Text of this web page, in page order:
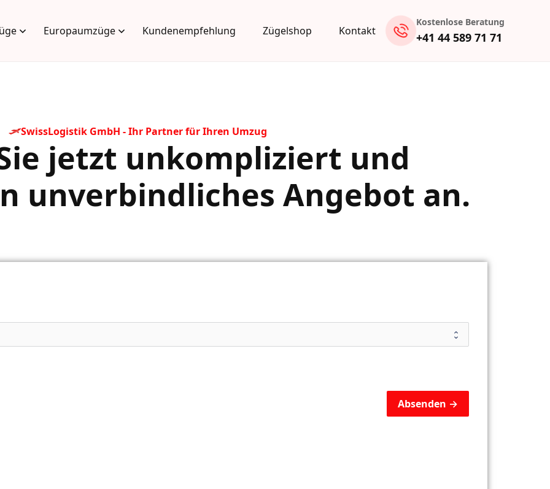
Europaumzüge Kundenempfehlung Zügelshop Kontakt
Kostenlose Beratung
+41 44 589 71 71
SwissLogistik GmbH - Ihr Partner für Ihren Umzug
jetzt unkompliziert und
unverbindliches Angebot an.
Absenden →